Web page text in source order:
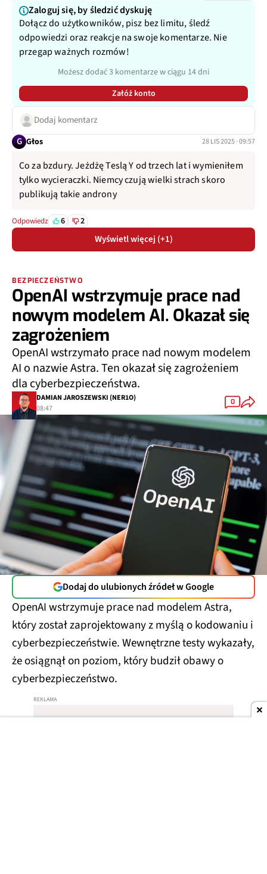
Zaloguj się, by śledzić dyskuję
Dołącz do użytkowników, pisz bez limitu, śledź
odpowiedzi oraz reakcje na swoje komentarze. Nie
przegap ważnych rozmów!
Możesz dodać 3 komentarze w ciągu 14 dni
Załóż konto
Dodaj komentarz
G Głos 28 LIS 2025 · 09:57
Co za bzdury. Jeżdżę Teslą Y od trzech lat i wymieniłem
tylko wycieraczki. Niemcy czują wielki strach skoro
publikują takie androny
Odpowiedz 6 2
Wyświetl więcej (+1)
BEZPIECZEŃSTWO
OpenAI wstrzymuje prace nad
nowym modelem AI. Okazał się
zagrożeniem
OpenAI wstrzymało prace nad nowym modelem
AI o nazwie Astra. Ten okazał się zagrożeniem
dla cyberbezpieczeństwa.
DAMIAN JAROSZEWSKI (NER1O)
08:47
0
Dodaj do ulubionych źródeł w Google
OpenAI wstrzymuje prace nad modelem Astra,
który został zaprojektowany z myślą o kodowaniu i
cyberbezpieczeństwie. Wewnętrzne testy wykazały,
że osiągnął on poziom, który budził obawy o
cyberbezpieczeństwo.